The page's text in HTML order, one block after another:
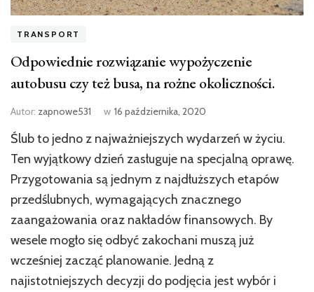
TRANSPORT
Odpowiednie rozwiązanie wypożyczenie
autobusu czy też busa, na rożne okoliczności.
Autor: zapnowe531 w 16 października, 2020
Ślub to jedno z najważniejszych wydarzeń w życiu.
Ten wyjątkowy dzień zasługuje na specjalną oprawę.
Przygotowania są jednym z najdłuższych etapów
przedślubnych, wymagających znacznego
zaangażowania oraz nakładów finansowych. By
wesele mogło się odbyć zakochani muszą już
wcześniej zacząć planowanie. Jedną z
najistotniejszych decyzji do podjęcia jest wybór i